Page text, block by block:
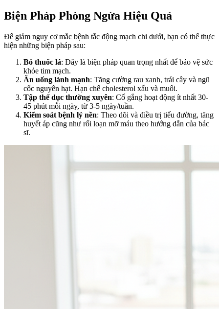
Biện Pháp Phòng Ngừa Hiệu Quả
Để giảm nguy cơ mắc bệnh tắc động mạch chi dưới, bạn có thể thực
hiện những biện pháp sau:
Bỏ thuốc lá: Đây là biện pháp quan trọng nhất để bảo vệ sức
khỏe tim mạch.
Ăn uống lành mạnh: Tăng cường rau xanh, trái cây và ngũ
cốc nguyên hạt. Hạn chế cholesterol xấu và muối.
Tập thể dục thường xuyên: Cố gắng hoạt động ít nhất 30-
45 phút mỗi ngày, từ 3-5 ngày/tuần.
Kiểm soát bệnh lý nền: Theo dõi và điều trị tiểu đường, tăng
huyết áp cũng như rối loạn mỡ máu theo hướng dẫn của bác
sĩ.